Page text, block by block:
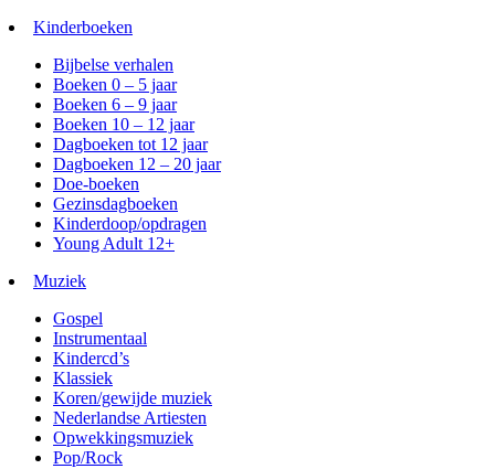
Kinderboeken
Bijbelse verhalen
Boeken 0 – 5 jaar
Boeken 6 – 9 jaar
Boeken 10 – 12 jaar
Dagboeken tot 12 jaar
Dagboeken 12 – 20 jaar
Doe-boeken
Gezinsdagboeken
Kinderdoop/opdragen
Young Adult 12+
Muziek
Gospel
Instrumentaal
Kindercd’s
Klassiek
Koren/gewijde muziek
Nederlandse Artiesten
Opwekkingsmuziek
Pop/Rock